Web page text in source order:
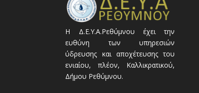
Η Δ.Ε.Υ.Α.Ρεθύμνου έχει την
ευθύνη των υπηρεσιών
ύδρευσης και αποχέτευσης του
ενιαίου, πλέον, Καλλικρατικού,
Δήμου Ρεθύμνου.